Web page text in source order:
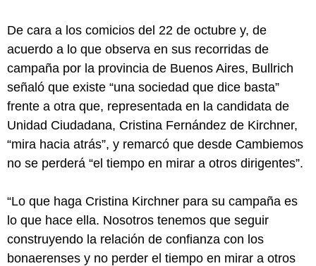
De cara a los comicios del 22 de octubre y, de
acuerdo a lo que observa en sus recorridas de
campaña por la provincia de Buenos Aires, Bullrich
señaló que existe “una sociedad que dice basta”
frente a otra que, representada en la candidata de
Unidad Ciudadana, Cristina Fernández de Kirchner,
“mira hacia atrás”, y remarcó que desde Cambiemos
no se perderá “el tiempo en mirar a otros dirigentes”.
“Lo que haga Cristina Kirchner para su campaña es
lo que hace ella. Nosotros tenemos que seguir
construyendo la relación de confianza con los
bonaerenses y no perder el tiempo en mirar a otros